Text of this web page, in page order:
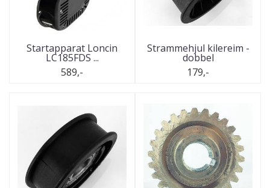
Startapparat Loncin
LC185FDS ...
589,-
Strammehjul kilereim -
dobbel
179,-